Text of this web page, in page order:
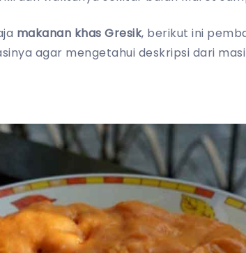
makanan khas Gresik, berikut ini
agar mengetahui deskripsi dari